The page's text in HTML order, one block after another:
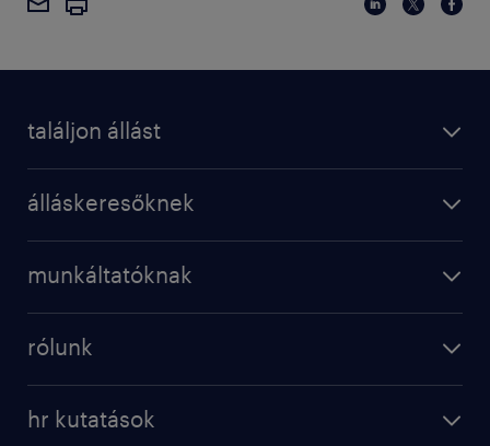
találjon állást
álláskeresőknek
munkáltatóknak
rólunk
hr kutatások